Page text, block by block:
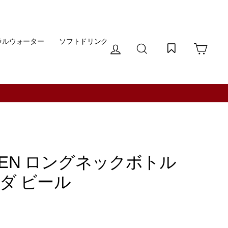
ルウォーター
ソフトドリンク
ログイン サイトを検索する
入で送料無料！※一部地域除く
ロングネックボトル
ビール